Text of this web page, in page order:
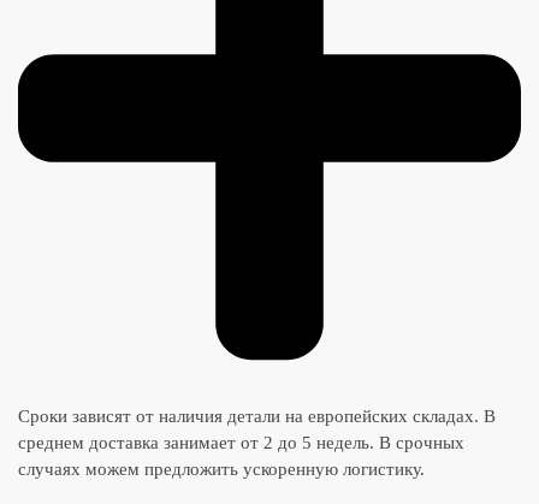
Сроки зависят от наличия детали на европейских складах. В
среднем доставка занимает от 2 до 5 недель. В срочных
случаях можем предложить ускоренную логистику.